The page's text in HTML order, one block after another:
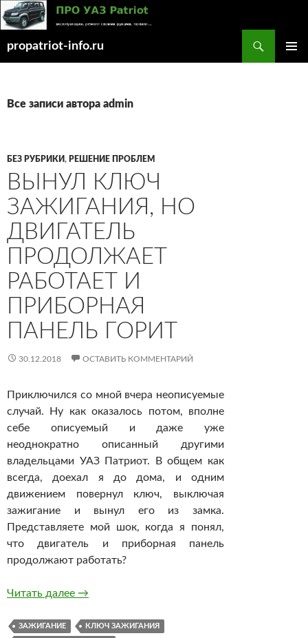
propatriot-info.ru
Все записи автора admin
БЕЗ РУБРИКИ, РЕШЕНИЕ ПРОБЛЕМ
ВЫНУЛ КЛЮЧ
ЗАЖИГАНИЯ, НО
ДВИГАТЕЛЬ
ПРОДОЛЖАЕТ
РАБОТАЕТ И
ПРИБОРНАЯ
ПАНЕЛЬ ГОРИТ
30.12.2018 ОСТАВИТЬ КОММЕНТАРИЙ
Приключился со мной вчера неописуемые
случай. Ну как оказалось потом, вполне
себе описуемый и даже уже
неоднократно описанный другими
владельцами УАЗ Патриот. В общем как
всегда, доехал я до дома, и одним
движением повернул ключ, выключая
зажигание и вынул его из замка.
Представляете мой шок, когда я понял,
что двигатель и приборная панель
продолжают работать?
Читать далее Вынул ключ зажигания, но двигатель
→
ЗАЖИГАНИЕ КЛЮЧ ЗАЖИГАНИЯ